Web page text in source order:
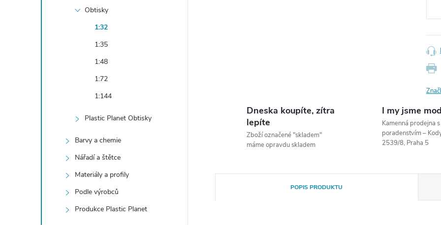
Obtisky
1:32
1:35
1:48
1:72
1:144
Plastic Planet Obtisky
Barvy a chemie
Nářadí a štětce
Materiály a profily
Podle výrobců
Produkce Plastic Planet
Dneska koupíte, zítra
lepíte
Zboží označené "skladem"
máme opravdu skladem
I my jsme
Kamenná prodejna
poradenstvím –
2539/8, Praha 5
POPIS PRODUKTU